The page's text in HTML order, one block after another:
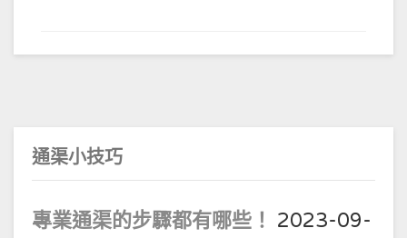
通渠小技巧
專業通渠的步驟都有哪些！ 2023-09-